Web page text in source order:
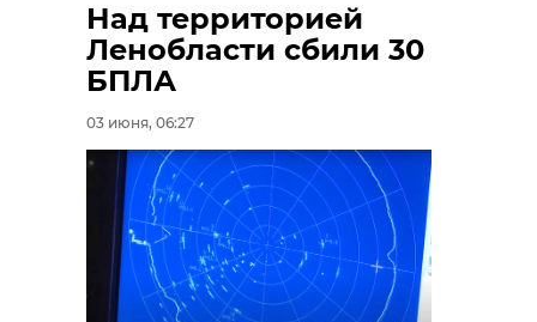
Над территорией
Ленобласти сбили 30
БПЛА
03 июня, 06:27